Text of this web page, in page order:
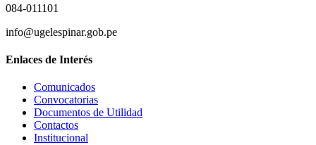
084-011101
info@ugelespinar.gob.pe
Enlaces de Interés
Comunicados
Convocatorias
Documentos de Utilidad
Contactos
Institucional